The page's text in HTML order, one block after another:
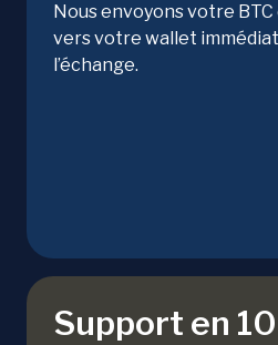
Nous envoyons votre
vers votre wallet
l’échange.
Support en